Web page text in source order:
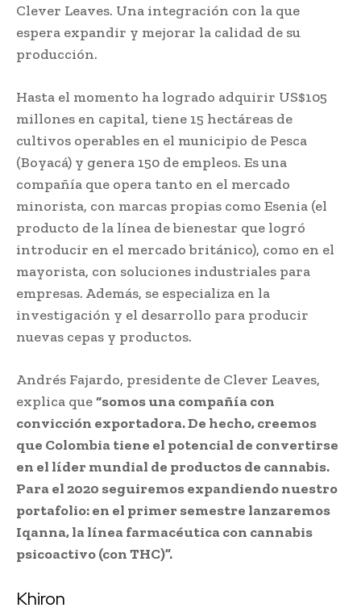
Clever Leaves. Una integración con la que
espera expandir y mejorar la calidad de su
producción.
Hasta el momento ha logrado adquirir US$105
millones en capital, tiene 15 hectáreas de
cultivos operables en el municipio de Pesca
(Boyacá) y genera 150 de empleos. Es una
compañía que opera tanto en el mercado
minorista, con marcas propias como Esenia (el
producto de la línea de bienestar que logró
introducir en el mercado británico), como en el
mayorista, con soluciones industriales para
empresas. Además, se especializa en la
investigación y el desarrollo para producir
nuevas cepas y productos.
Andrés Fajardo, presidente de Clever Leaves,
explica que“somos una compañía con
convicción exportadora. De hecho, creemos
que Colombia tiene el potencial de convertirse
en el líder mundial de productos de cannabis.
Para el 2020 seguiremos expandiendo nuestro
portafolio: en el primer semestre lanzaremos
Iqanna, la línea farmacéutica con cannabis
psicoactivo (con THC)”.
Khiron